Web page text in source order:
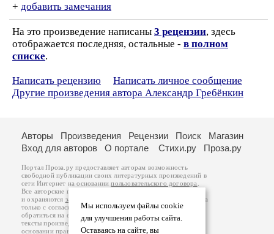
+ добавить замечания
На это произведение написаны 3 рецензии, здесь
отображается последняя, остальные - в полном
списке.
Написать рецензию
Написать личное сообщение
Другие произведения автора Александр Гребёнкин
Мы используем файлы cookie
для улучшения работы сайта.
Оставаясь на сайте, вы
Авторы Произведения Рецензии Поиск
Магазин
Вход для авторов
О портале Стихи.ру Проза.ру
Портал Проза.ру предоставляет авторам возможность
свободной публикации своих литературных произведений в
сети Интернет на основаниипользовательского договора
Все авторские права на произведения принадлежат авторам
и охраняются законом
. Перепечатка произведений возможна
только с согласия его автора, к которому вы можете
обратиться на его авторской странице. Ответственность за
тексты произведений авторы несут самостоятельно на
основанииправил публикацииизаконодательства